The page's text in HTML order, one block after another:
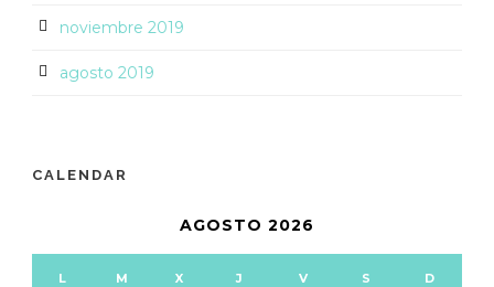
noviembre 2019
agosto 2019
CALENDAR
AGOSTO 2026
L M X J V S D